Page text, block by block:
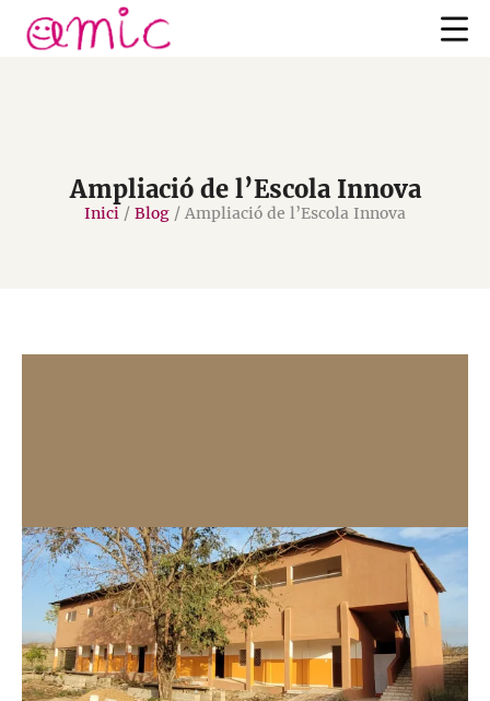
Ampliació de l’Escola Innova
Inici / Blog / Ampliació de l’Escola Innova